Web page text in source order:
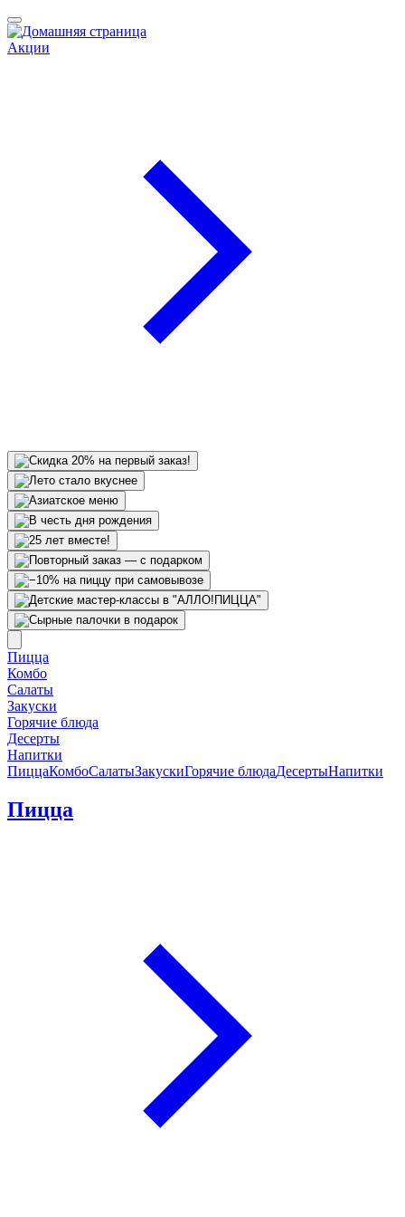
Акции
Пицца
Комбо
Салаты
Закуски
Горячие блюда
Десерты
Напитки
ПиццаКомбоСалатыЗакускиГорячие блюдаДесертыНапитки
Пицца